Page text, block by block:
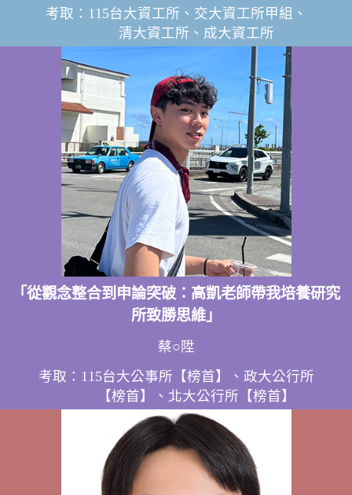
考取：115台大資工所、交大資工所甲組、
清大資工所、成大資工所
「從觀念整合到申論突破：高凱老師帶我培養研究
所致勝思維」
蔡○陞
考取：115台大公事所【榜首】、政大公行所
【榜首】、北大公行所【榜首】